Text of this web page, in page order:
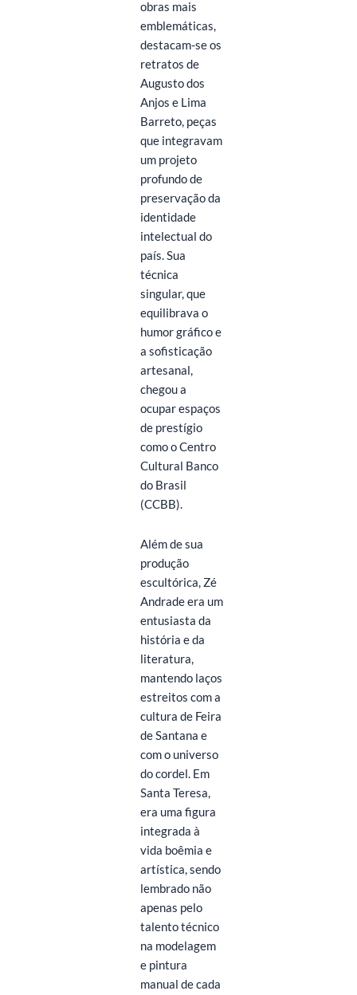
obras mais
emblemáticas,
destacam-se os
retratos de
Augusto dos
Anjos e Lima
Barreto, peças
que integravam
um projeto
profundo de
preservação da
identidade
intelectual do
país. Sua
técnica
singular, que
equilibrava o
humor gráfico e
a sofisticação
artesanal,
chegou a
ocupar espaços
de prestígio
como o Centro
Cultural Banco
do Brasil
(CCBB).
Além de sua
produção
escultórica, Zé
Andrade era um
entusiasta da
história e da
literatura,
mantendo laços
estreitos com a
cultura de Feira
de Santana e
com o universo
do cordel. Em
Santa Teresa,
era uma figura
integrada à
vida boêmia e
artística, sendo
lembrado não
apenas pelo
talento técnico
na modelagem
e pintura
manual de cada